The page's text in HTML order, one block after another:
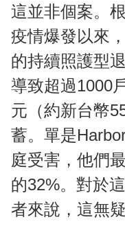
這並非個案。
疫情爆發以來
的持續照護型
導致超過1000
元（約新台幣
蓄。單是
庭受害，他們
的32%。對於
者來說，這無